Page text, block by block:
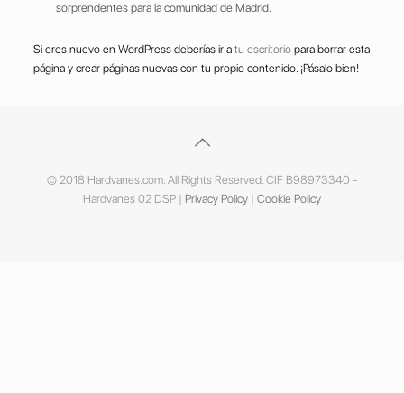
sorprendentes para la comunidad de Madrid.
Si eres nuevo en WordPress deberías ir a tu escritoriopara borrar esta
página y crear páginas nuevas con tu propio contenido. ¡Pásalo bien!
© 2018 Hardvanes.com. All Rights Reserved. CIF B98973340 -
Hardvanes 02 DSP | Privacy Policy | Cookie Policy